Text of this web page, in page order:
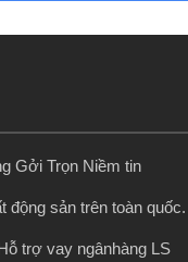
Gởi Trọn Niềm tin
động sản trên toàn quốc.
trợ vay ngânhàng LS